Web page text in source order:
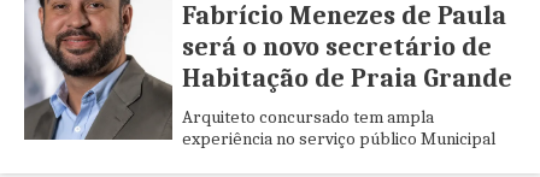
Fabrício Menezes de Paula
será o novo secretário de
Habitação de Praia Grande
Arquiteto concursado tem ampla
experiência no serviço público Municipal